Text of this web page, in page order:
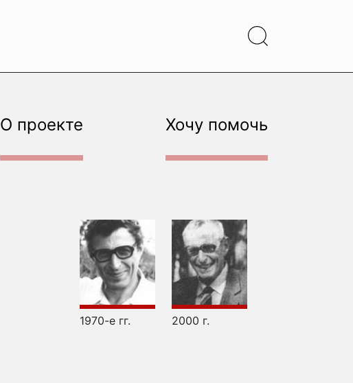
О проекте Хочу помочь
1970-е гг. 2000 г.